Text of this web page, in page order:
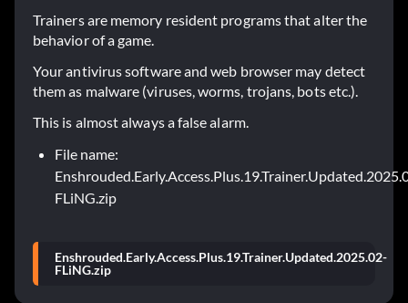
Trainers are memory resident programs that alter the
behavior of a game.
Your antivirus software and web browser may detect
them as malware (viruses, worms, trojans, bots etc.).
This is almost always a false alarm.
File name:
FLiNG.zip
Enshrouded.Early.Access.Plus.19.Trainer.Updated.2025.02-
FLiNG.zip